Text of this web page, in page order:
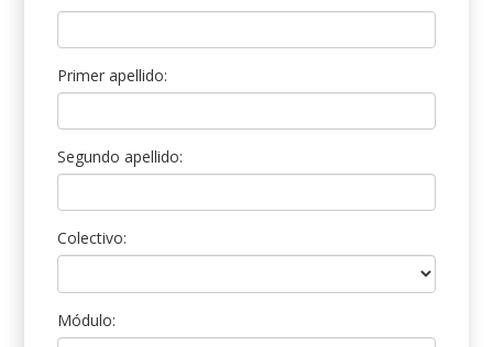
Primer apellido:
Segundo apellido:
Colectivo:
Módulo: